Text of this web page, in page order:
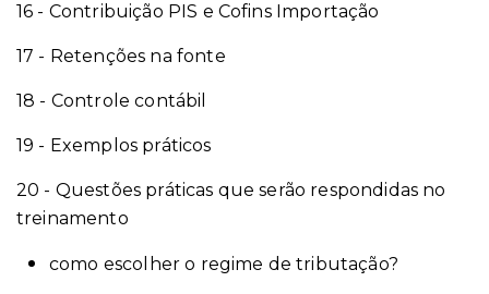
16 - Contribuição PIS e Cofins Importação
17 - Retenções na fonte
18 - Controle contábil
19 - Exemplos práticos
20 - Questões práticas que serão respondidas no
treinamento
como escolher o regime de tributação?